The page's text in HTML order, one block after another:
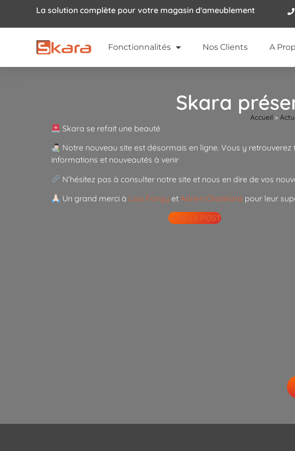
La solution complète pour votre magasin d'ameublement
Fonctionnalités Nos Clients A
Skara
Accueil »
Skara se refait une beauté
Notre nouveau site est désormais en ligne. Vous y retrouverez
informations et nouveautés à venir
N’hésitez pas à consulter notre site et nous en dire de vos
Un grand merci à Lisa Fongy etAdrien Chatelard pour leur
VOIR LE POST